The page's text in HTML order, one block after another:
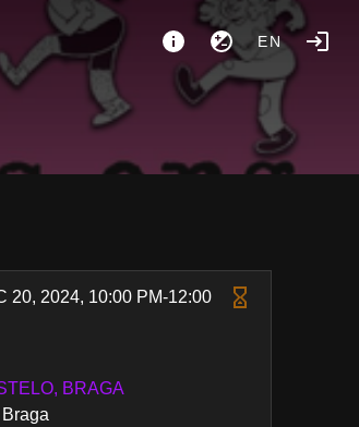
EN
20, 2024, 10:00 PM-12:00
BRAGA